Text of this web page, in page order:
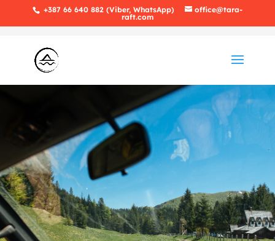
+387 66 640 882 (Viber, WhatsApp)
office@tara-
raft.com